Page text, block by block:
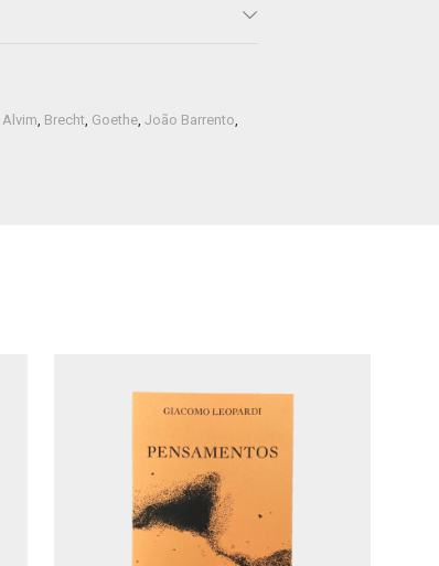
, Brecht, Goethe, João Barrento,